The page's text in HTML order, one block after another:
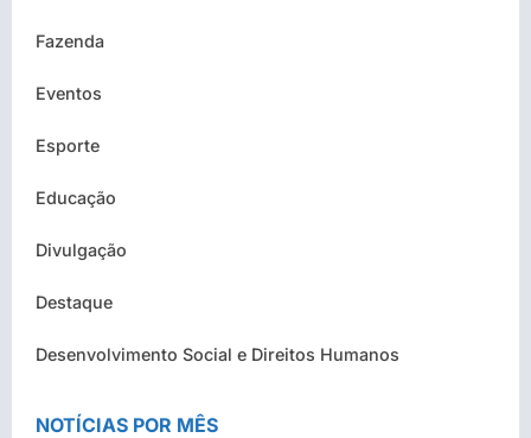
Fazenda
Eventos
Esporte
Educação
Divulgação
Destaque
Desenvolvimento Social e Direitos Humanos
NOTÍCIAS POR MÊS